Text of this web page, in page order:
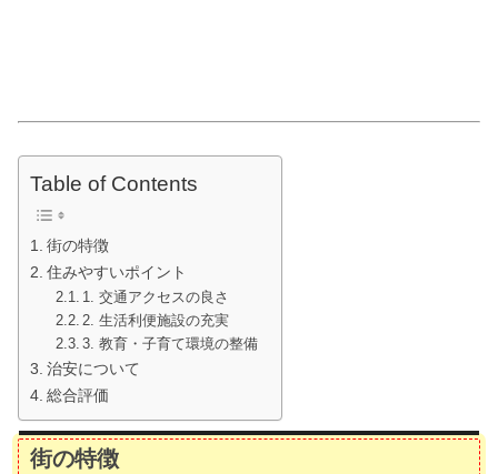
Table of Contents
街の特徴
住みやすいポイント
1. 交通アクセスの良さ
2. 生活利便施設の充実
3. 教育・子育て環境の整備
治安について
総合評価
街の特徴